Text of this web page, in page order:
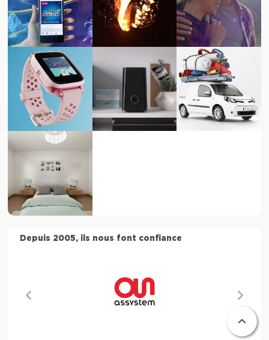
Depuis 2005, ils nous font confiance